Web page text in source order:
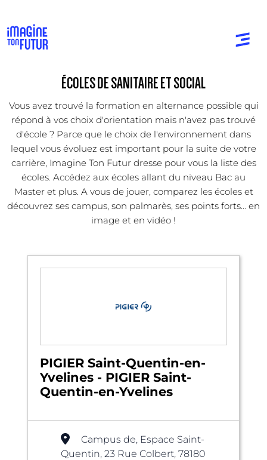
ÉCOLES DE SANITAIRE ET SOCIAL
Vous avez trouvé la formation en alternance possible qui
répond à vos choix d'orientation mais n'avez pas trouvé
d'école ? Parce que le choix de l'environnement dans
lequel vous évoluez est important pour la suite de votre
carrière, Imagine Ton Futur dresse pour vous la liste des
écoles. Accédez aux écoles allant du niveau Bac au
Master et plus. A vous de jouer, comparez les écoles et
découvrez ses campus, son palmarès, ses points forts... en
image et en vidéo !
PIGIER Saint-Quentin-en-
Yvelines - PIGIER Saint-
Quentin-en-Yvelines
Campus de, Espace Saint-
Quentin, 23 Rue Colbert, 78180